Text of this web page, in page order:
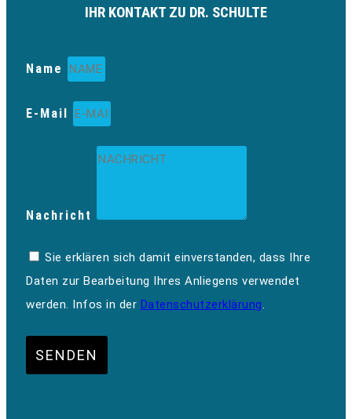
IHR KONTAKT ZU DR. SCHULTE
Name
E-Mail
Nachricht
Sie erklären sich damit einverstanden, dass Ihre
Daten zur Bearbeitung Ihres Anliegens verwendet
werden. Infos in der Datenschutzerklärung.
SENDEN